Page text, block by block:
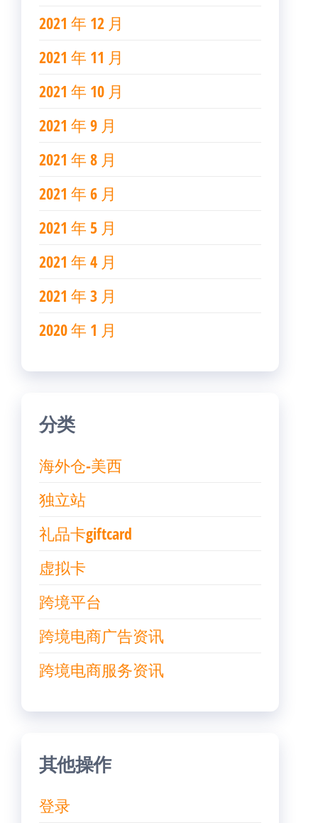
2021 年 12 月
2021 年 11 月
2021 年 10 月
2021 年 9 月
2021 年 8 月
2021 年 6 月
2021 年 5 月
2021 年 4 月
2021 年 3 月
2020 年 1 月
分类
海外仓-美西
独立站
礼品卡giftcard
虚拟卡
跨境平台
跨境电商广告资讯
跨境电商服务资讯
其他操作
登录